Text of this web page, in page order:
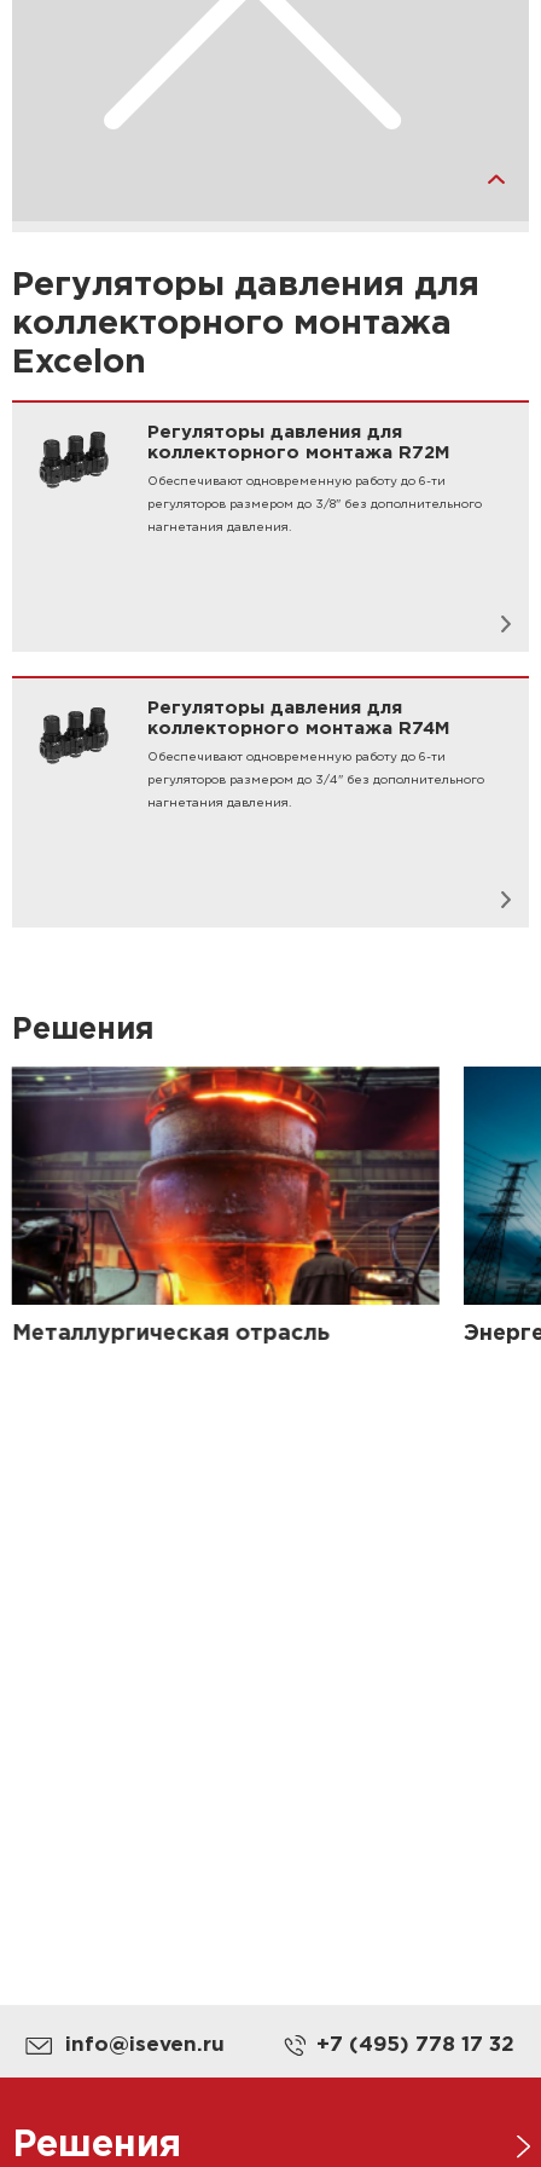
Регуляторы давления для
коллекторного монтажа
Excelon
Регуляторы давления для
коллекторного монтажа R72M
Обеспечивают одновременную работу до 6-ти
регуляторов размером до 3/8" без дополнительного
нагнетания давления.
Регуляторы давления для
коллекторного монтажа R74M
Обеспечивают одновременную работу до 6-ти
регуляторов размером до 3/4" без дополнительного
нагнетания давления.
Решения
Металлургическая отрасль
info@iseven.ru +7 (495) 778 17 32
Решения